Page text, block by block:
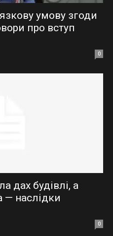
умову згоди
про вступ
0
дах будівлі, а
— наслідки
0